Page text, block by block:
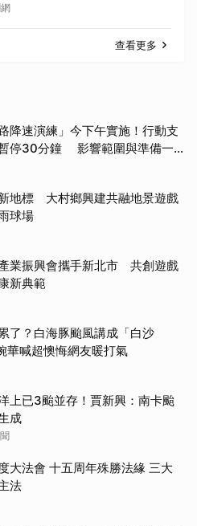
查看更多
降速演練」今下午實施！行動支
停30分鐘 影響範圍與準備一
地標 大村鄉興建共融地景遊戲
球場
業振興會攜手新北市 共創遊戲
新典範
了？白海豚颱風講成「白沙
華喊超懊悔網友暖打氣
上已3颱並存！賈新興：南卡颱
成
大法會 十五周年殊勝法緣 三大
法